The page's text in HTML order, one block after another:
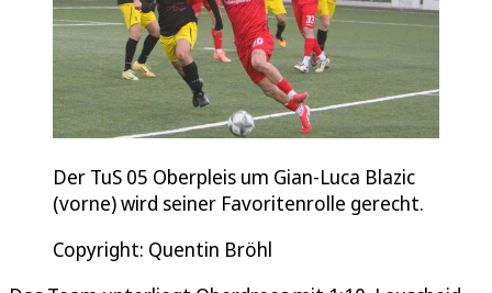
Der TuS 05 Oberpleis um Gian-Luca Blazic
(vorne) wird seiner Favoritenrolle gerecht.
Copyright: Quentin Bröhl